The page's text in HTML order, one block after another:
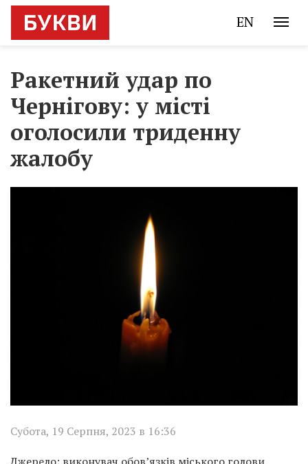
EN
Ракетний удар по
Чернігову: у місті
оголосили триденну
жалобу
Субота, 19 Серпня, 2023 в 16:36